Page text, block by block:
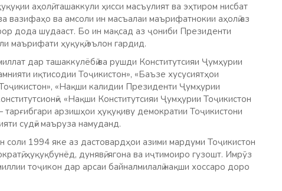
аҳолӣ, ташаккули ҳисси масъулият ва эҳтиром нисбат
вазифаҳо ва амсоли ин масъалаи маърифатнокии аҳолӣ аз
дода шудааст. Бо ин мақсад аз ҷониби Президенти
маърифати ҳуқуқӣ эълон гардид.
дар ташаккулёбӣ ва рушди Конститутсияи Ҷумҳурии
иқтисодии Тоҷикистон», «Баъзе хусусиятҳои
«Нақши калидии Президенти Ҷумҳурии
«Нақши Конститутсияи Ҷумҳурии Тоҷикистон
арзишҳои ҳуқуқиву демократии Тоҷикистони
судӣ» маъруза намуданд.
соли 1994 яке аз дастовардҳои азими мардуми Тоҷикистон
ҳуқуқбунёд, дунявӣ, ягона ва иҷтимоиро гузошт. Имрӯз
тоҷикон дар арсаи байналмилалӣ нақши хоссаро доро